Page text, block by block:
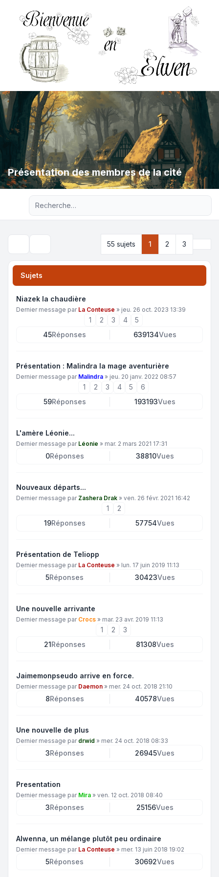
Présentation des membres de la cité
Recherche avancée
55 sujets 1 2 3
Sujets
Niazek la chaudière
Dernier message par La Conteuse » jeu. 26 oct. 2023 13:39
1 2 3 4
5
45Réponses 639134Vues
Présentation : Malindra la mage aventurière
Dernier message par Malindra » jeu. 20 janv. 2022 08:57
1 2 3 4 5
6
59Réponses 193193Vues
L'amère Léonie...
Dernier message par Léonie » mar. 2 mars 2021 17:31
0Réponses 38810Vues
Nouveaux départs...
Dernier message par Zashera Drak » ven. 26 févr. 2021 16:42
1
2
19Réponses 57754Vues
Présentation de Teliopp
Dernier message par La Conteuse » lun. 17 juin 2019 11:13
5Réponses 30423Vues
Une nouvelle arrivante
Dernier message par Crocs » mar. 23 avr. 2019 11:13
1 2
3
21Réponses 81308Vues
Jaimemonpseudo arrive en force.
Dernier message par Daemon » mer. 24 oct. 2018 21:10
8Réponses 40578Vues
Une nouvelle de plus
Dernier message par drwid » mer. 24 oct. 2018 08:33
3Réponses 26945Vues
Presentation
Dernier message par Mira » ven. 12 oct. 2018 08:40
3Réponses 25156Vues
Alwenna, un mélange plutôt peu ordinaire
Dernier message par La Conteuse » mer. 13 juin 2018 19:02
5Réponses 30692Vues